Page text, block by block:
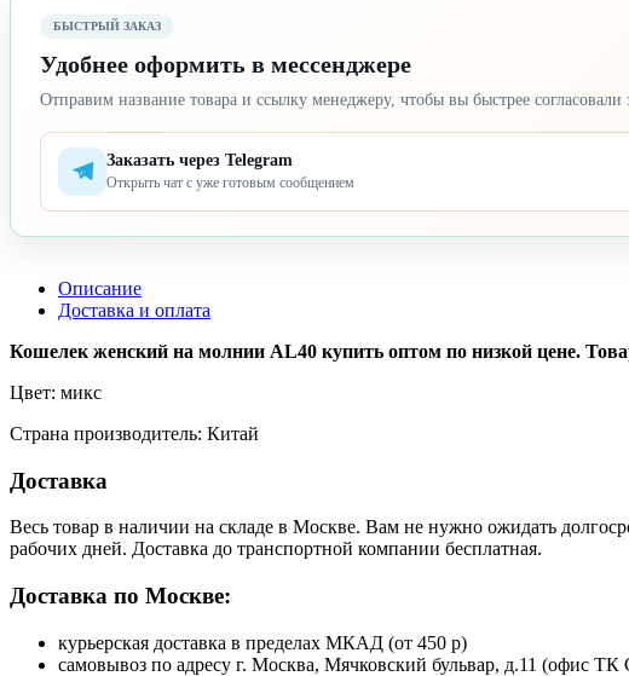
БЫСТРЫЙ ЗАКАЗ
Удобнее оформить в мессенджере
Отправим название товара и ссылку менеджеру, чтобы вы быстрее согласовали
Заказать через Telegram
Открыть чат с уже готовым сообщением
Описание
Доставка и оплата
Кошелек женский на молнии AL40 купить оптом по низкой цене.
Цвет: микс
Страна производитель: Китай
Доставка
Весь товар в наличии на складе в Москве. Вам не нужно ожидать
рабочих дней. Доставка до транспортной компании бесплатная.
Доставка по Москве:
курьерская доставка в пределах МКАД (от 450 р)
самовывоз по адресу г. Москва, Мячковский бульвар, д.11 (офис ТК